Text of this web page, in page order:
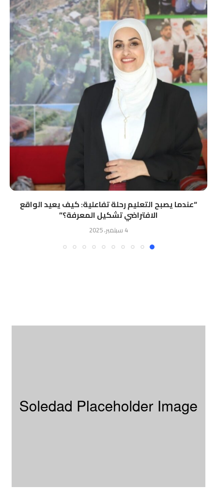
“ﻋﻨﺪﻣﺎ ﻳﺼﺒﺢ اﻟﺘﻌﻠﻴﻢ رﺣﻠﺔ ﺗﻔﺎﻋﻠﻴﺔ: ﻛﻴﻒ ﻳﻌﻴﺪ اﻟﻮاﻗﻊ
اﻻﻓﺘﺮاﺿﻲ ﺗﺸﻜﻴﻞ اﻟﻤﻌﺮﻓﺔ؟”
4 سبتمبر، 2025